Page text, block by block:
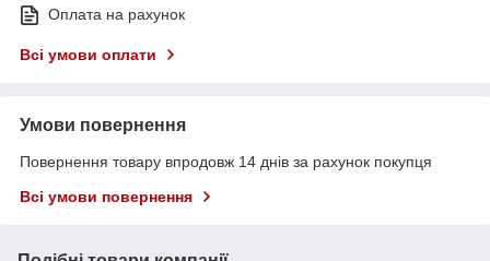
Оплата на рахунок
Всі умови оплати
Умови повернення
Повернення товару впродовж 14 днів за рахунок покупця
Всі умови повернення